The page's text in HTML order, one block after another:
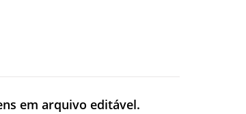
em arquivo editável.